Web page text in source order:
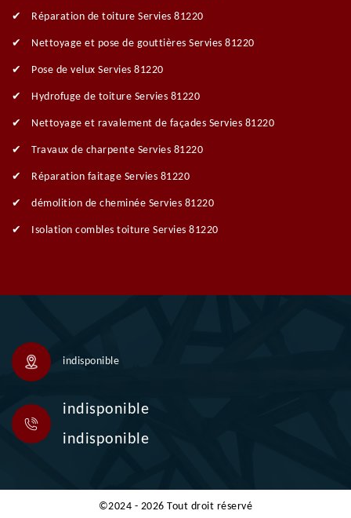
Réparation de toiture Servies 81220
Nettoyage et pose de gouttières Servies 81220
Pose de velux Servies 81220
Hydrofuge de toiture Servies 81220
Nettoyage et ravalement de façades Servies 81220
Travaux de charpente Servies 81220
Réparation faitage Servies 81220
démolition de cheminée Servies 81220
Isolation combles toiture Servies 81220
indisponible
indisponible
indisponible
©2024 - 2026 Tout droit réservé